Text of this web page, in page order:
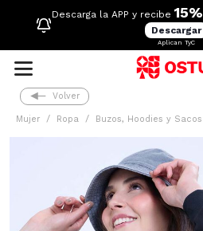
Descarga la APP y recibe 15%
Descargar
Aplican TyC
Volver
Mujer Ropa Buzos, Hoodies y Sacos